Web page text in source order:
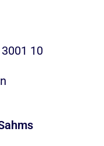
10